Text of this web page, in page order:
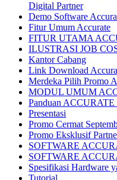
Digital Partner
Demo Software
Fitur Umum Accurate
FITUR UTAMA
ILUSTRASI JOB
Kantor Cabang
Link Download
Merdeka Pilih Promo
MODUL UMUM
Panduan ACCURATE
Presentasi
Promo Cermat
Promo Eksklusif
SOFTWARE
SOFTWARE
Spesifikasi Hardware